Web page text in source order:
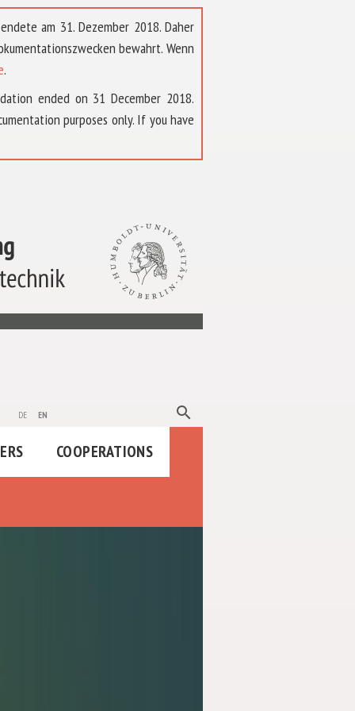
am 31. Dezember 2018. Daher
bewahrt. Wenn
.
ended on 31 December 2018.
purposes only. If you have
de en search
COOPERATIONS